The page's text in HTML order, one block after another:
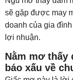
sẽ gặp được may
doanh của gia
lợi nhuận.
Nằm mơ thấy
báo xấu về